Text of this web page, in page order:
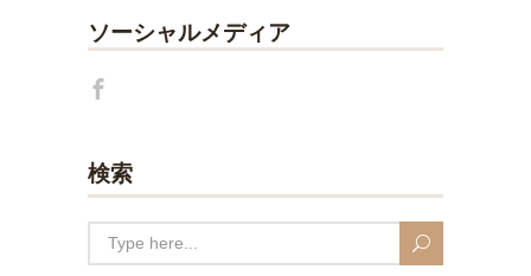
ソーシャルメディア
検索